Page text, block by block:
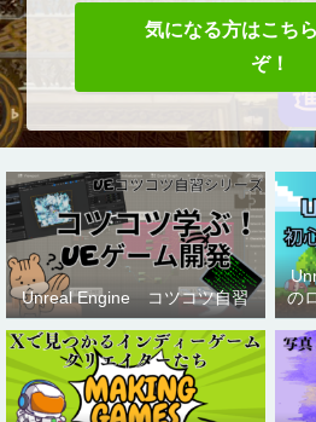
気になる方はこち
ぞ！
Unreal Engine コツコツ自習
の